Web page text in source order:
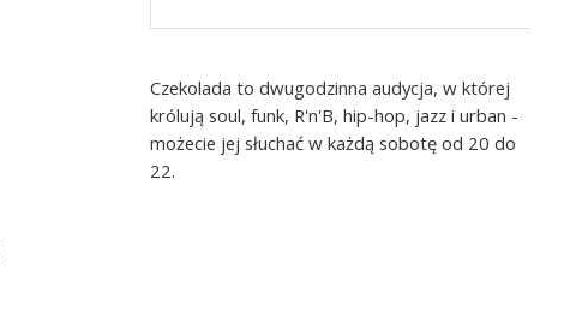
Czekolada to dwugodzinna audycja, w której
królują soul, funk, R'n'B, hip-hop, jazz i urban -
możecie jej słuchać w każdą sobotę od 20 do
22.